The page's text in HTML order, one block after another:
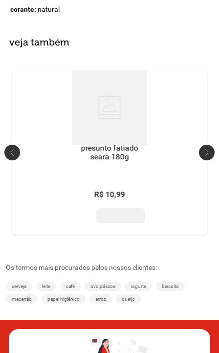
corante: natural
veja também
presunto fatiado
seara 180g
R$ 10,99
Os termos mais procurados pelos nossos clientes:
cerveja leite café ovo páscoa iogurte biscoito
macarrão papel higiênico arroz queijo